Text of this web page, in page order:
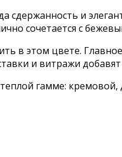
сдержанность и
сочетается с
в этом цвете.
и витражи
гамме: